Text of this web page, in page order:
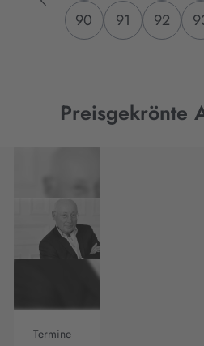
90
91 92
Preisgekrönte
Termine